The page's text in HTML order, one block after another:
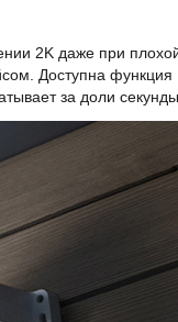
2K даже при
Доступна функция
за доли